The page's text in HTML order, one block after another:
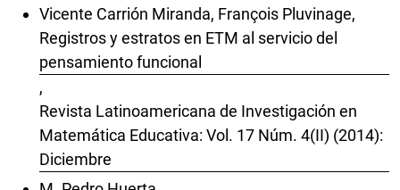
Vicente Carrión Miranda, François Pluvinage,
Registros y estratos en ETM al servicio del
pensamiento funcional
,
Revista Latinoamericana de Investigación en
Matemática Educativa: Vol. 17 Núm. 4(II) (2014):
Diciembre